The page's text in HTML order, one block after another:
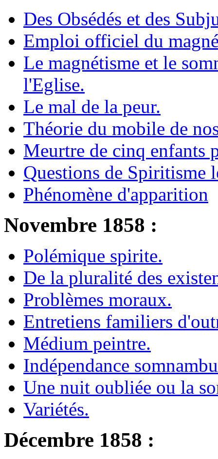
Des Obsédés et des
Emploi officiel du
Le magnétisme et le
l'Eglise.
Le mal de la peur.
Théorie du mobile de
Meurtre de cinq enfants
Questions de Spiritisme
Phénomène d'apparition
Novembre 1858 :
Polémique spirite.
De la pluralité des
Problèmes moraux.
Entretiens familiers
Médium peintre.
Indépendance
Une nuit oubliée ou la
Variétés.
Décembre 1858 :